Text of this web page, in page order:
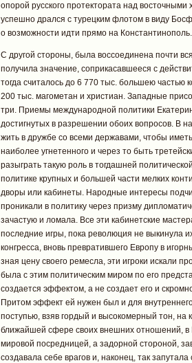
опорой русского протектората над
успешно дрался с турецким флотом в виду
о возможности идти прямо на Константинополь.
С другой стороны, была воссоединена почти
получила значение, соприкасавшееся с
тогда считалось до 6 770 тыс. большею частью
200 тыс. магометан и христиан. Западные
три. Приемы международной политики
достигнутых в разрешении обоих вопросов. В
жить в дружбе со всеми державами, чтобы
наиболее угнетенного и через то быть
разыграть такую роль в тогдашней
политике крупных и большей части мелких
дворы или кабинеты. Народные интересы
проникали в политику через призму
зачастую и ломала. Все эти кабинетские
последние игры, пока революция не выкинула
конгресса, вновь превратившего Европу в
зная цену своего ремесла, эти игроки искали
была с этим политическим миром по его
создается эффектом, а не создает его и
Притом эффект ей нужен был и для
поступью, взяв гордый и высокомерный тон,
ближайшей сфере своих внешних отношений,
мировой посредницей, а задорной стороной,
создавала себе врагов и, наконец, так